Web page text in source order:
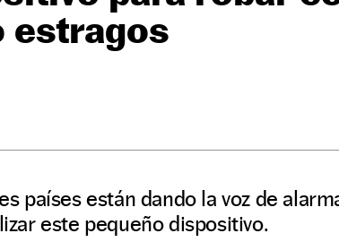
estragos
países están dando la voz de
este pequeño dispositivo.